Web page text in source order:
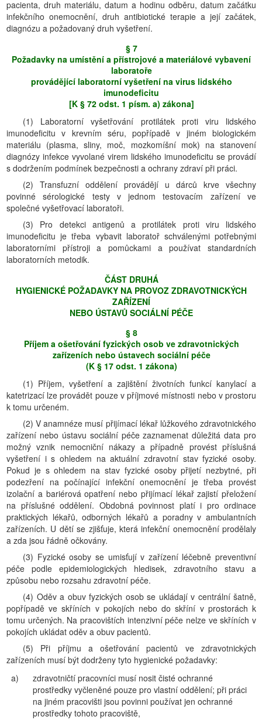
pacienta, druh materiálu, datum a hodinu odběru, datum začátku
infekčního onemocnění, druh antibiotické terapie a její začátek,
diagnózu a požadovaný druh vyšetření.
§ 7
Požadavky na umístění a přístrojové a materiálové vybavení
laboratoře
provádějící laboratorní vyšetření na virus lidského
imunodeficitu
[K § 72 odst. 1 písm. a) zákona]
(1) Laboratorní vyšetřování protilátek proti viru lidského
imunodeficitu v krevním séru, popřípadě v jiném biologickém
materiálu (plasma, sliny, moč, mozkomíšní mok) na stanovení
diagnózy infekce vyvolané virem lidského imunodeficitu se provádí
s dodržením podmínek bezpečnosti a ochrany zdraví při práci.
(2) Transfuzní oddělení provádějí u dárců krve všechny
povinné sérologické testy v jednom testovacím zařízení ve
společné vyšetřovací laboratoři.
(3) Pro detekci antigenů a protilátek proti viru lidského
imunodeficitu je třeba vybavit laboratoř schválenými potřebnými
laboratorními přístroji a pomůckami a používat standardních
laboratorních metodik.
ČÁST DRUHÁ
HYGIENICKÉ POŽADAVKY NA PROVOZ ZDRAVOTNICKÝCH
ZAŘĺZENĺ
NEBO ÚSTAVŮ SOCIÁLNĺ PÉČE
§ 8
Příjem a ošetřování fyzických osob ve zdravotnických
zařízeních nebo ústavech sociální péče
(K § 17 odst. 1 zákona)
(1) Příjem, vyšetření a zajištění životních funkcí kanylací a
katetrizací lze provádět pouze v příjmové místnosti nebo v prostoru
k tomu určeném.
(2) V anamnéze musí přijímací lékař lůžkového zdravotnického
zařízení nebo ústavu sociální péče zaznamenat důležitá data pro
možný vznik nemocniční nákazy a případně provést příslušná
vyšetření i s ohledem na aktuální zdravotní stav fyzické osoby.
Pokud je s ohledem na stav fyzické osoby přijetí nezbytné, při
podezření na počínající infekční onemocnění je třeba provést
izolační a bariérová opatření nebo přijímací lékař zajistí přeložení
na příslušné oddělení. Obdobná povinnost platí i pro ordinace
praktických lékařů, odborných lékařů a poradny v ambulantních
zařízeních. U dětí se zjišťuje, která infekční onemocnění prodělaly
a zda jsou řádně očkovány.
(3) Fyzické osoby se umisťují v zařízení léčebně preventivní
péče podle epidemiologických hledisek, zdravotního stavu a
způsobu nebo rozsahu zdravotní péče.
(4) Oděv a obuv fyzických osob se ukládají v centrální šatně,
popřípadě ve skříních v pokojích nebo do skříní v prostorách k
tomu určených. Na pracovištích intenzivní péče nelze ve skříních v
pokojích ukládat oděv a obuv pacientů.
(5) Při příjmu a ošetřování pacientů ve zdravotnických
zařízeních musí být dodrženy tyto hygienické požadavky:
a)
zdravotničtí pracovníci musí nosit čisté ochranné
prostředky vyčleněné pouze pro vlastní oddělení; při práci
na jiném pracovišti jsou povinni používat jen ochranné
prostředky tohoto pracoviště,